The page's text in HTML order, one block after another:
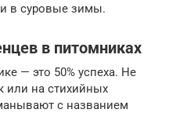
в суровые зимы.
в питомниках
— это 50% успеха. Не
или на стихийных
с названием